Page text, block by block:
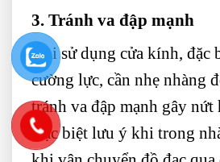
3. Tránh va đập mạnh
Khi sử dụng cửa kính, đặc
cường lực, cần nhẹ nhàng
tránh va đập mạnh gây
Đặc biệt lưu ý khi trong